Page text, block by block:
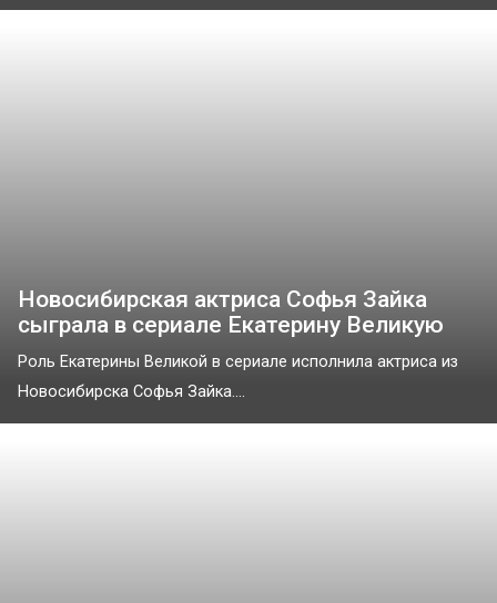
Новосибирская актриса Софья Зайка
сыграла в сериале Екатерину Великую
Роль Екатерины Великой в сериале исполнила актриса из
Новосибирска Софья Зайка....